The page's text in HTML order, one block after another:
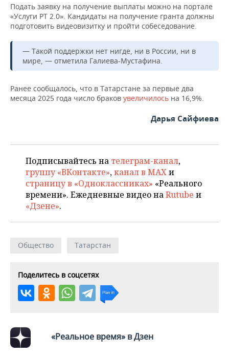
ФИГУРНОЕ КАТАНИЕ
ХОККЕЙ С МЯЧОМ
МЕДИЦИНА
ПРОИСШЕСТВИЯ
Подать заявку на получение выплаты можно на портале
«Услуги РТ 2.0». Кандидаты на получение гранта должны
подготовить видеовизитку и пройти собеседование.
— Такой поддержки нет нигде, ни в России, ни в
мире, — отметила Галиева-Мустафина.
Ранее сообщалось, что в Татарстане за первые два
месяца 2025 года число браков увеличилось на 16,9%.
Дарья Сайфиева
Подписывайтесь на телеграм-канал,
группу «ВКонтакте»,канал в MAXи
страницу в «Одноклассниках» «Реального
времени». Ежедневные видео наRutube и
«Дзене».
Общество Татарстан
Поделитесь в соцсетях
«Реальное время» в Дзен